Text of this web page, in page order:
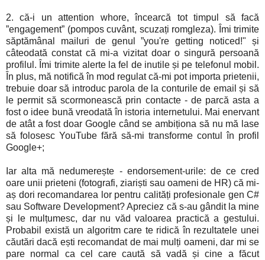
2. că-i un attention whore, încearcă tot timpul să facă
”engagement” (pompos cuvânt, scuzați romgleza). Îmi trimite
săptămânal mailuri de genul ”you're getting noticed!" și
câteodată constat că mi-a vizitat doar o singură persoană
profilul. Îmi trimite alerte la fel de inutile și pe telefonul mobil.
În plus, mă notifică în mod regulat că-mi pot importa prietenii,
trebuie doar să introduc parola de la conturile de email și să
le permit să scormonească prin contacte - de parcă asta a
fost o idee bună vreodată în istoria internetului. Mai enervant
de atât a fost doar Google când se ambiționa să nu mă lase
să folosesc YouTube fără să-mi transforme contul în profil
Google+;
Iar alta mă nedumerește - endorsement-urile: de ce cred
oare unii prieteni (fotografi, ziariști sau oameni de HR) că mi-
aș dori recomandarea lor pentru calități profesionale gen C#
sau Software Development? Apreciez că s-au gândit la mine
și le mulțumesc, dar nu văd valoarea practică a gestului.
Probabil există un algoritm care te ridică în rezultatele unei
căutări dacă ești recomandat de mai mulți oameni, dar mi se
pare normal ca cel care caută să vadă și cine a făcut